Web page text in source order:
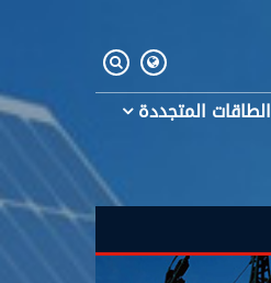
الطاقات المتجددة